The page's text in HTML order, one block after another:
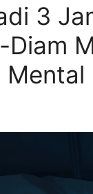
3
Diam
Mental